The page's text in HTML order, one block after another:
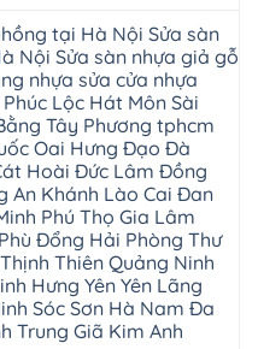
tại Hà Nội Sửa sàn
Nội Sửa sàn nhựa giả gỗ
nhựa sửa cửa nhựa
Lộc Hát Môn Sài
Tây Phương tphcm
Oai Hưng Đạo Đà
Hoài Đức Lâm Đồng
An Khánh Lào Cai Đan
Phú Thọ Gia Lâm
Đổng Hải Phòng Thư
Thiên Quảng Ninh
Hưng Yên Yên Lãng
Sóc Sơn Hà Nam Đa
Trung Giã Kim Anh